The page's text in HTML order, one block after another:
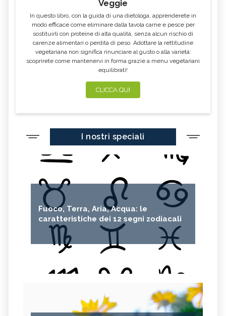
Veggie
In questo libro, con la guida di una dietologa, apprenderete in
modo efficace come eliminare dalla tavola carne e pesce per
sostituirli con proteine di alta qualità, senza alcun rischio di
carenze alimentari o perdita di peso. Adottare la rettitudine
vegetariana non significa rinunciare al gusto o alla varietà:
scoprirete come mantenervi in forma grazie a menu vegetariani
equilibrati!
CLICCA QUI
I nostri speciali
Fuoco, Terra, Aria, Acqua: le
caratteristiche dei 12 segni zodiacali